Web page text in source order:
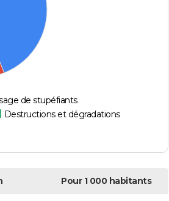
de stupéfiants
Destructions et dégradations
Pour 1 000 habitants